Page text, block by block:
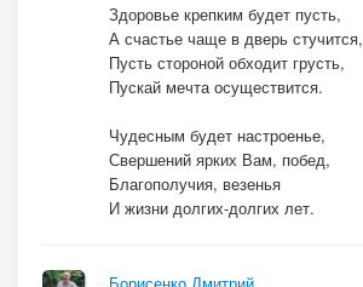
Здоровье крепким будет пусть,
А счастье чаще в дверь стучится,
Пусть стороной обходит грусть,
Пускай мечта осуществится.
Чудесным будет настроенье,
Свершений ярких Вам, побед,
Благополучия, везенья
И жизни долгих-долгих лет.